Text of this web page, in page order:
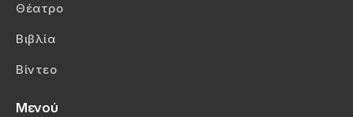
Θέατρο
Βιβλία
Βίντεο
Μενού